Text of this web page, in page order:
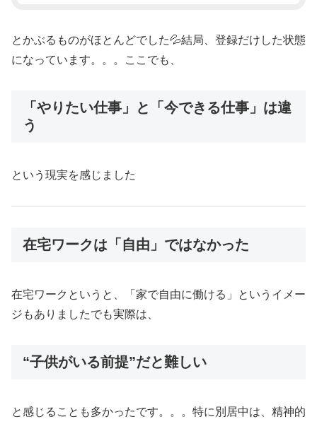
とかぶるものがほとんどでした💦結局、登録だけした状態
になっています。。。ここでも、
「やりたい仕事」と「今できる仕事」は違
う
という現実を感じました
在宅ワークは「自由」ではなかった
在宅ワークというと、「家で自由に働ける」というイメー
ジもありましたでも実際は、
“子供がいる前提”だと難しい
と感じることも多かったです。。。特に別居中は、精神的